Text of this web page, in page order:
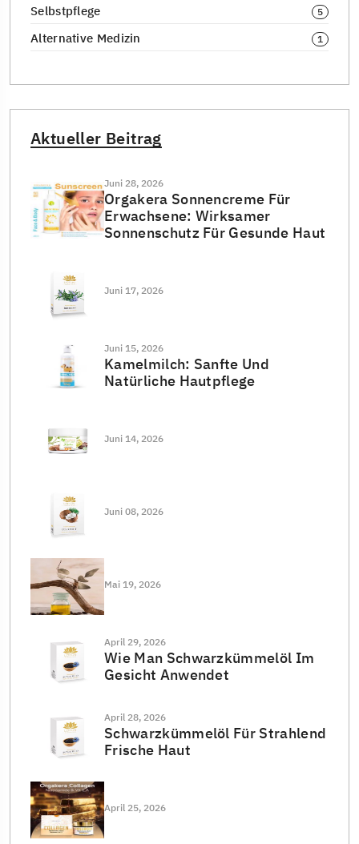
Selbstpflege 5
Alternative Medizin 1
Aktueller Beitrag
Juni 28, 2026
Orgakera Sonnencreme Für
Erwachsene: Wirksamer
Sonnenschutz Für Gesunde Haut
Juni 17, 2026
Juni 15, 2026
Kamelmilch: Sanfte Und
Natürliche Hautpflege
Juni 14, 2026
Juni 08, 2026
Mai 19, 2026
April 29, 2026
Wie Man Schwarzkümmelöl Im
Gesicht Anwendet
April 28, 2026
Schwarzkümmelöl Für Strahlend
Frische Haut
April 25, 2026